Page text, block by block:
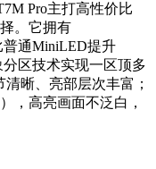
Pro主打高性价比
。它拥有
普通MiniLED提升
区技术实现一区顶多
晰、亮部层次丰富；
，高亮画面不泛白，